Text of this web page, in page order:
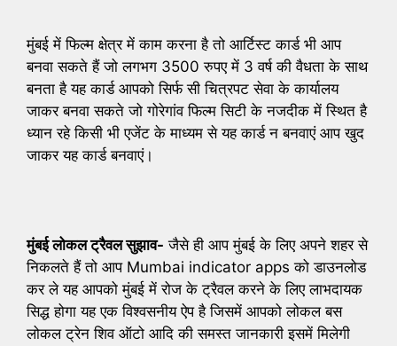
मुंबई में फिल्म क्षेत्र में काम करना है तो आर्टिस्ट कार्ड भी आप
बनवा सकते हैं जो लगभग 3500 रुपए में 3 वर्ष की वैधता के साथ
बनता है यह कार्ड आपको सिर्फ सी चित्रपट सेवा के कार्यालय
जाकर बनवा सकते जो गोरेगांव फिल्म सिटी के नजदीक में स्थित है
ध्यान रहे किसी भी एजेंट के माध्यम से यह कार्ड न बनवाएं आप खुद
जाकर यह कार्ड बनवाएं।
मुंबई लोकल ट्रैवल सुझाव- जैसे ही आप मुंबई के लिए अपने शहर से
निकलते हैं तो आप Mumbai indicator apps को डाउनलोड
कर ले यह आपको मुंबई में रोज के ट्रैवल करने के लिए लाभदायक
सिद्ध होगा यह एक विश्वसनीय ऐप है जिसमें आपको लोकल बस
लोकल ट्रेन शिव ऑटो आदि की समस्त जानकारी इसमें मिलेगी